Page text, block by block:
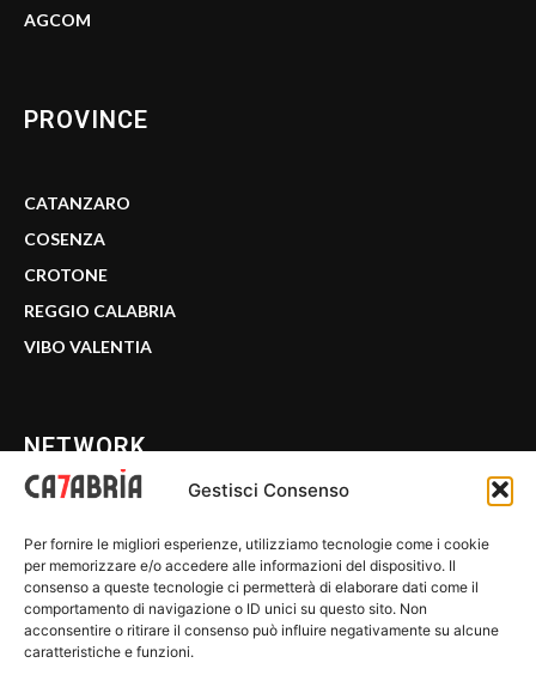
Gestisci Consenso
Per fornire le migliori esperienze, utilizziamo tecnologie come i cookie
per memorizzare e/o accedere alle informazioni del dispositivo. Il
consenso a queste tecnologie ci permetterà di elaborare dati come il
comportamento di navigazione o ID unici su questo sito. Non
acconsentire o ritirare il consenso può influire negativamente su alcune
caratteristiche e funzioni.
AGCOM
PROVINCE
CATANZARO
COSENZA
CROTONE
REGGIO CALABRIA
VIBO VALENTIA
NETWORK
WE CALABRIA
C7 PLAY
MIX ZONE